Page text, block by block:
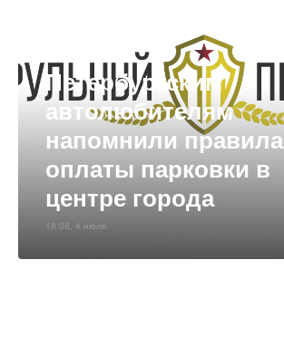
Петербургским
автолюбителям
напомнили правила
оплаты парковки в
центре города
18:08, 4 июля